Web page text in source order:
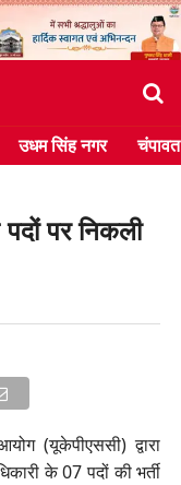
उधम सिंह नगर चंपावत
पदों पर निकली
(यूकेपीएससी) द्वारा
के 07 पदों की भर्ती